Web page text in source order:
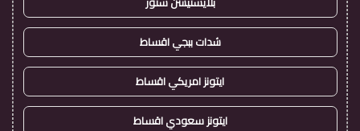
شدات ببجي اقساط
ايتونز امريكي اقساط
ايتونز سعودي اقساط